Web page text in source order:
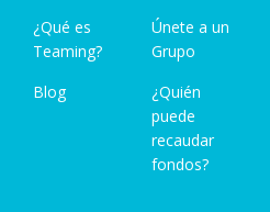
¿Qué es
Teaming?
Blog
Únete a un
Grupo
¿Quién
puede
recaudar
fondos?